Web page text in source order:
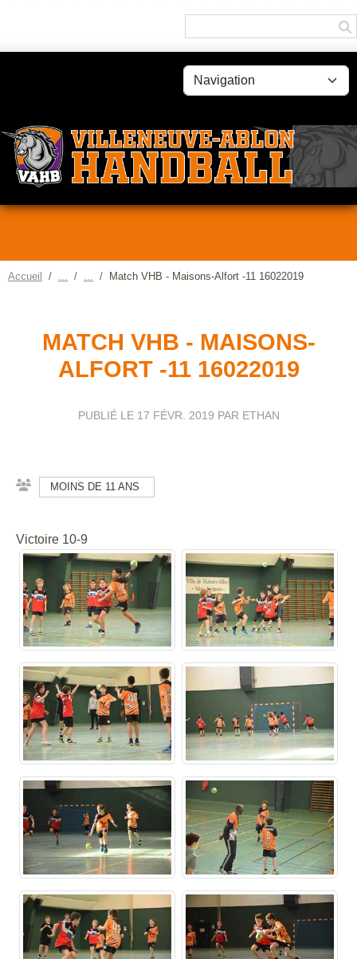
Accueil Match VHB - Maisons-Alfort -11 16022019
MATCH VHB - MAISONS-
ALFORT -11 16022019
PUBLIÉ LE 17 FÉVR. 2019 PAR ETHAN
MOINS DE 11 ANS
Victoire 10-9